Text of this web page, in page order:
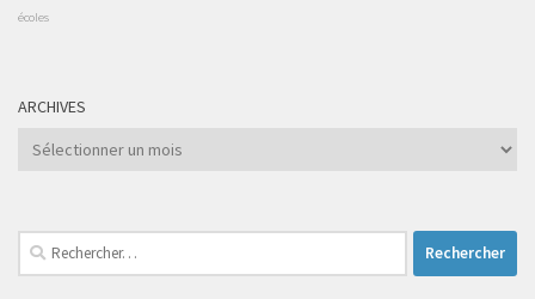
écoles
ARCHIVES
Archives
Rechercher :